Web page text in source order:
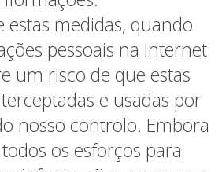
estas medidas, quando
pessoais na Internet
um risco de que estas
e usadas por
nosso controlo. Embora
os esforços para